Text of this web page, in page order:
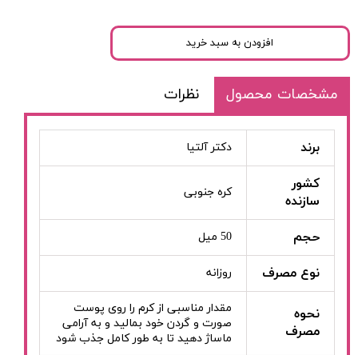
افزودن به سبد خرید
مشخصات محصول نظرات
برند دکتر آلتیا
کشور
سازنده
کره جنوبی
حجم 50 میل
نوع مصرف روزانه
نحوه
مصرف
مقدار مناسبی از کرم را روی پوست
صورت و گردن خود بمالید و به آرامی
ماساژ دهید تا به طور کامل جذب شود